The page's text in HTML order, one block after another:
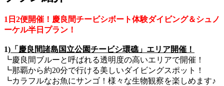
1日2便開催！慶良間チービシボート体験ダイビング＆シュノ
ーケル半日プラン！
1) 「慶良間諸島国立公園チービシ環礁」エリア開催！
┗慶良間ブルーと呼ばれる透明度の高いエリアで開催！
┗那覇から約20分で行ける美しいダイビングスポット！
┗カラフルなお魚にサンゴ！様々な生物観察を楽しめます♪